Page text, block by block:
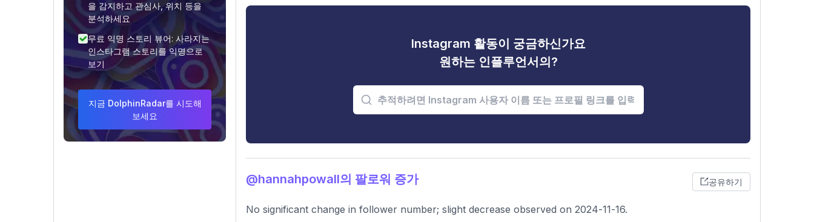
을 감지하고 관심사, 위치 등을
분석하세요
무료 익명 스토리 뷰어: 사라지는
인스타그램 스토리를 익명으로
보기
지금 DolphinRadar를 시도해
보세요
Instagram 활동이 궁금하신가요
원하는 인플루언서의?
@hannahpowall의 팔로워 증가 공유하기
No significant change in follower number; slight decrease observed on 2024-11-16.